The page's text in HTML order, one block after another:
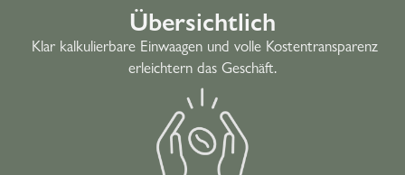
Übersichtlich
Klar kalkulierbare Einwaagen und volle Kostentransparenz
erleichtern das Geschäft.